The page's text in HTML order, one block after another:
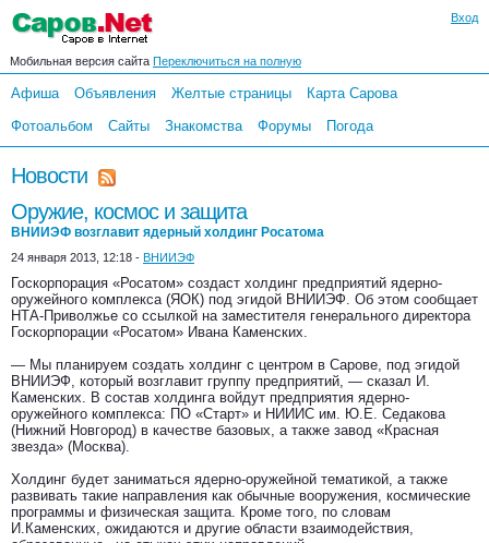
Вход
Мобильная версия сайта Переключиться на полную
Афиша Объявления Желтые страницы
Карта Сарова
Фотоальбом
Сайты Знакомства Форумы Погода
Новости
Оружие, космос и защита
ВНИИЭФ возглавит ядерный холдинг Росатома
24 января 2013, 12:18 - ВНИИЭФ
Госкорпорация «Росатом» создаст холдинг предприятий ядерно-
оружейного комплекса (ЯОК) под эгидой ВНИИЭФ. Об этом сообщает
НТА-Приволжье со ссылкой на заместителя генерального директора
Госкорпорации «Росатом» Ивана Каменских.
— Мы планируем создать холдинг с центром в Сарове, под эгидой
ВНИИЭФ, который возглавит группу предприятий, — сказал И.
Каменских. В состав холдинга войдут предприятия ядерно-
оружейного комплекса: ПО «Старт» и НИИИС им. Ю.Е. Седакова
(Нижний Новгород) в качестве базовых, а также завод «Красная
звезда» (Москва).
Холдинг будет заниматься ядерно-оружейной тематикой, а также
развивать такие направления как обычные вооружения, космические
программы и физическая защита. Кроме того, по словам
И.Каменских, ожидаются и другие области взаимодействия,